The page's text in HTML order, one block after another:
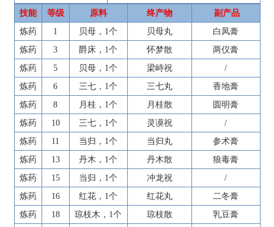
视听盛宴
游戏特色
官方论坛
技能
等级 原料 终产物
副产品
炼药
1 贝母，1个 贝母丸
白凤膏
炼药
3 爵床，1个 怀梦散
两仪膏
炼药
5 贝母，1个 梁峙祝
/
炼药
6 三七，1个 三七丸
香地膏
炼药
8 月桂，1个 月桂散
圆明膏
炼药
10 三七，1个 灵谟祝
/
炼药
11 当归，1个 当归丸
参术膏
炼药
13 丹木，1个 丹木散
狼毒膏
炼药
15 当归，1个 冲龙祝
/
炼药
16 红花，1个 红花丸
二冬膏
炼药
18 琼枝木，1个 琼枝散 乳豆膏